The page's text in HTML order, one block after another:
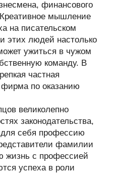
финансового
мышление
на писательском
этих людей настолько
ужиться в чужом
команду. В
частная
по оказанию
великолепно
законодательства,
себя профессию
фамилии
жизнь с профессией
успеха в роли